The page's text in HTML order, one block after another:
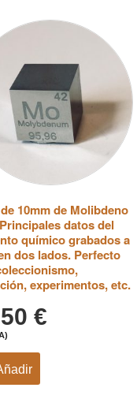
10mm de Molibdeno
datos del
químico grabados a
dos lados. Perfecto
experimentos, etc.
€